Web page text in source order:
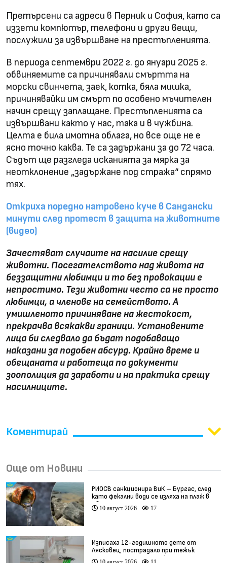
Претърсени са адреси в Перник и София, като са
иззети компютър, телефони и други вещи,
послужили за извършване на престъпленията.
В периода септември 2022 г. до януари 2025 г.
обвиняемите са причинявали смъртта на
морски свинчета, заек, котка, бяла мишка,
причинявайки им смърт по особено мъчителен
начин срещу заплащане. Престъпленията са
извършвани както у нас, така и в чужбина.
Целта е била имотна облага, но все още не е
ясно точно каква. Те са задържани за до 72 часа.
Съдът ще разгледа исканията за мярка за
неотклонение „задържане под стража“ спрямо
тях.
Откриха поредно натровено куче в Сандански
минути след протест в защита на животните
(видео)
Зачестяват случаите на насилие срещу
животни. Посегателството над живота на
беззащитни любимци и то без провокации е
непростимо. Тези животни често са не просто
любимци, а членове на семейството. А
умишленото причиняване на жестокост,
прекрачва всякакви граници. Установените
лица би следвало да бъдат подобаващо
наказани за подобен абсурд. Крайно време и
обещаната и работеща по документи
зоополиция да заработи и на практика срещу
насилниците.
Коментирай
Още от Новини
РИОСВ санкционира ВиК – Бургас, след
като фекални води се изляха на плаж в
Свети Влас
10 август 2026 17
Изписаха 12-годишното дете от
Лясковец, пострадало при тежък
инцидент с тротинетка